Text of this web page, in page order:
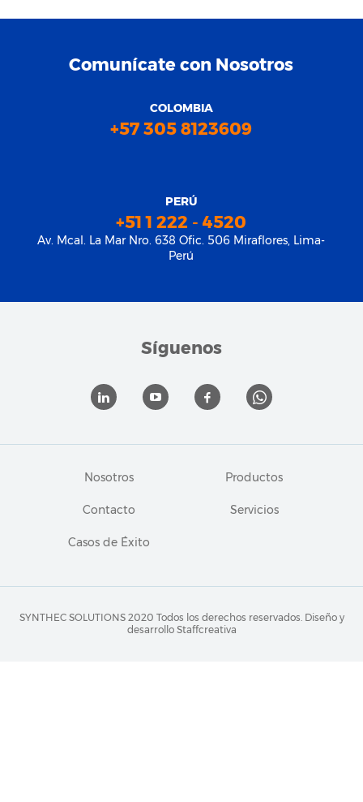
Comunícate con Nosotros
COLOMBIA
+57 305 8123609
PERÚ
+51 1 222 - 4520
Av. Mcal. La Mar Nro. 638 Ofic. 506 Miraflores, Lima-
Perú
Síguenos
Nosotros Productos
Contacto Servicios
Casos de Éxito
SYNTHEC SOLUTIONS 2020 Todos los derechos reservados. Diseño y
desarrollo Staffcreativa